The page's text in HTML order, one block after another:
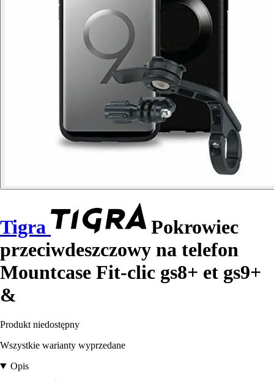
Tigra
Pokrowiec
przeciwdeszczowy na telefon
Mountcase Fit-clic gs8+ et gs9+
&
Produkt niedostępny
Wszystkie warianty wyprzedane
Opis